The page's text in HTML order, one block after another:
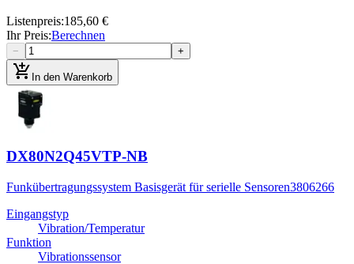
Listenpreis:185,60 €
Ihr Preis:Berechnen
− +
add_shopping_cart In den Warenkorb
DX80N2Q45VTP-NB
Funkübertragungssystem Basisgerät für serielle Sensoren3806266
Eingangstyp
Vibration/Temperatur
Funktion
Vibrationssensor